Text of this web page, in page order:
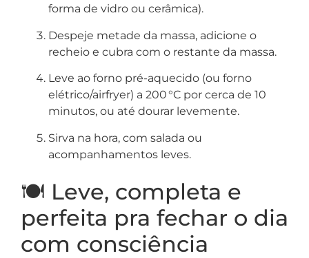
forma de vidro ou cerâmica).
Despeje metade da massa, adicione o
recheio e cubra com o restante da massa.
Leve ao forno pré-aquecido (ou forno
elétrico/airfryer) a 200 °C por cerca de 10
minutos, ou até dourar levemente.
Sirva na hora, com salada ou
acompanhamentos leves.
🍽️ Leve, completa e
perfeita pra fechar o dia
com consciência